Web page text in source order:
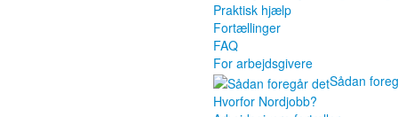
Praktisk hjælp
Fortællinger
FAQ
For arbejdsgivere
Sådan
Hvorfor Nordjobb?